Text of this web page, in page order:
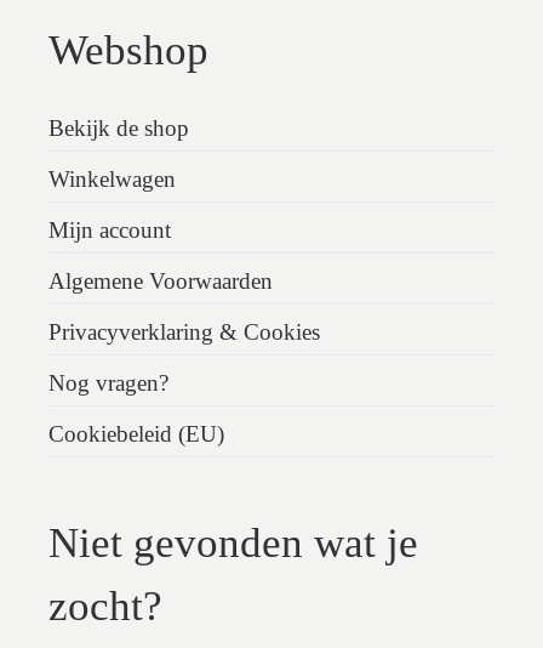
Webshop
Bekijk de shop
Winkelwagen
Mijn account
Algemene Voorwaarden
Privacyverklaring & Cookies
Nog vragen?
Cookiebeleid (EU)
Niet gevonden wat je
zocht?